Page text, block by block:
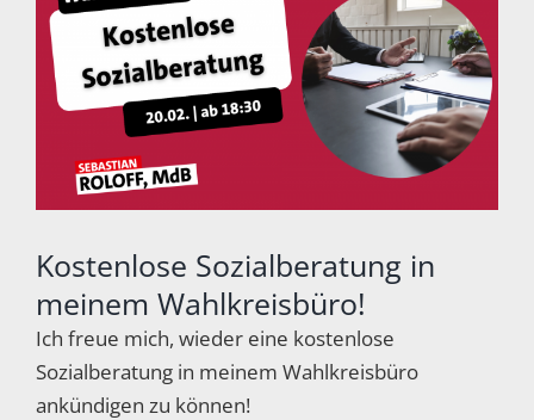
Bild
Kostenlose Sozialberatung in
meinem Wahlkreisbüro!
Ich freue mich, wieder eine kostenlose
Sozialberatung in meinem Wahlkreisbüro
ankündigen zu können!